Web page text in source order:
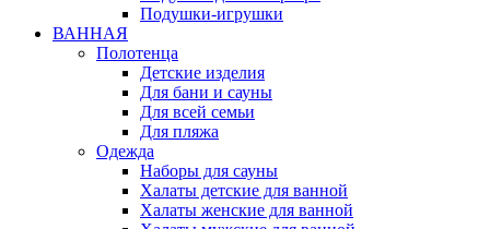
Подушки-игрушки
ВАННАЯ
Полотенца
Детские изделия
Для бани и сауны
Для всей семьи
Для пляжа
Одежда
Наборы для сауны
Халаты детские для ванной
Халаты женские для ванной